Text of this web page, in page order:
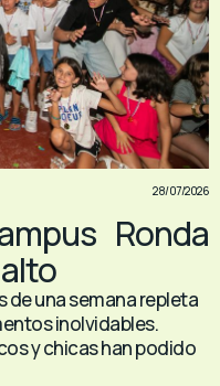
28/07/2026
Ronda
de una semana repleta
inolvidables.
y chicas han podido